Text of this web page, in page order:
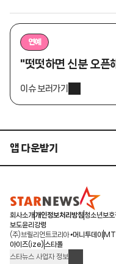
연예
"떳떳하면 신분 오픈
이슈 보러가기
앱 다운받기
STARPOLL
회사소개 개인정보처리방침청소년보호
보도윤리강령
(주)브릴리언트코리아 머니투데이
아이즈(ize) 스타폴
스타뉴스 사업자 정보